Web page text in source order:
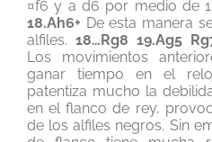
¤f6 y a d6 por medio de
18.Ah6+ De esta manera
alfiles. 18…Rg8 19.Ag5
Los movimientos
ganar tiempo en el
patentiza mucho la
en el flanco de rey,
de los alfiles negros. Sin